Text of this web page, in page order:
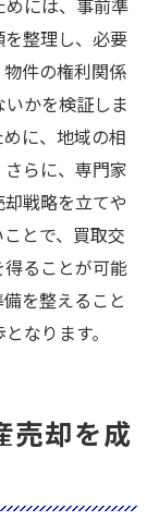
には、事前準
整理し、必要
件の権利関係
かを検証しま
に、地域の相
らに、専門家
戦略を立てや
とで、買取交
ることが可能
を整えること
なります。
売却を成